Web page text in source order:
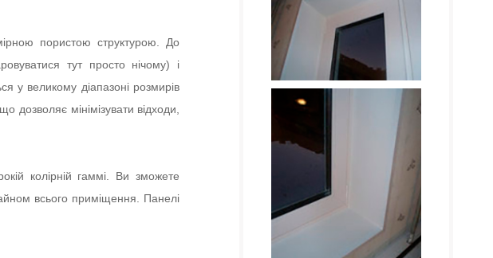
пористою структурою. До
тут просто нічому) і
у великому діапазоні розмирів
мінімізувати відходи,
колірній гаммі. Ви зможете
всього приміщення. Панелі